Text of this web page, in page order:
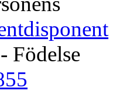
disponent
Födelse